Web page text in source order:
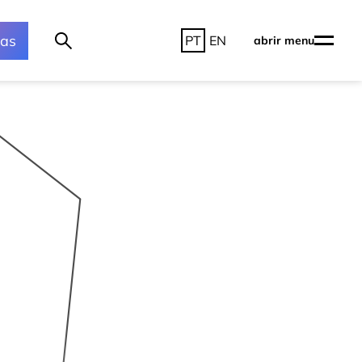
PT EN abrir menu